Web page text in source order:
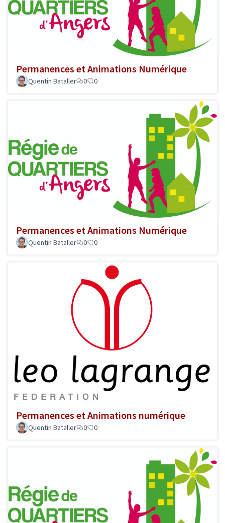
Permanences et Animations Numérique
Quentin Bataller 0 0
Permanences et Animations Numérique
Quentin Bataller 0 0
Permanences et Animations numérique
Quentin Bataller 0 0